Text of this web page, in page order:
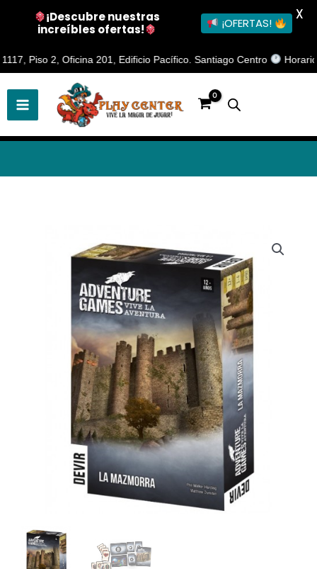
2, Oficina 201, Edificio Pacífico. Santiago Centro Horario de
Ir
al
contenido
¡Descubre nuestras
increíbles ofertas!
¡OFERTAS!
X